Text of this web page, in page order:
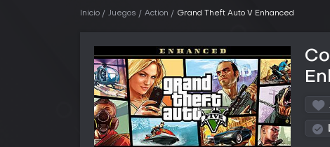
Inicio Juegos Action Grand Theft Auto V Enhanced